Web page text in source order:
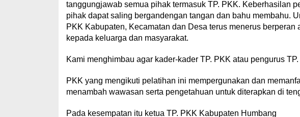
tanggungjawab semua pihak termasuk TP. PKK. Keberhasilan
pihak dapat saling bergandengan tangan dan bahu membahu.
PKK Kabupaten, Kecamatan dan Desa terus menerus
kepada keluarga dan masyarakat.
Kami menghimbau agar kader-kader TP. PKK atau pengurus TP.
PKK yang mengikuti pelatihan ini mempergunakan dan
menambah wawasan serta pengetahuan untuk diterapkan di
Pada kesempatan itu ketua TP. PKK Kabupaten Humbang